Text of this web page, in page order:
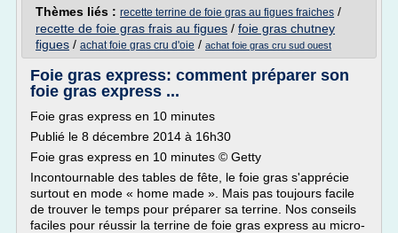
Thèmes liés : recette terrine de foie gras au figues fraiches /
recette de foie gras frais au figues / foie gras chutney
figues / achat foie gras cru d'oie / achat foie gras cru sud ouest
Foie gras express: comment préparer son
foie gras express ...
Foie gras express en 10 minutes
Publié le 8 décembre 2014 à 16h30
Foie gras express en 10 minutes © Getty
Incontournable des tables de fête, le foie gras s'apprécie
surtout en mode « home made ». Mais pas toujours facile
de trouver le temps pour préparer sa terrine. Nos conseils
faciles pour réussir la terrine de foie gras express au micro-